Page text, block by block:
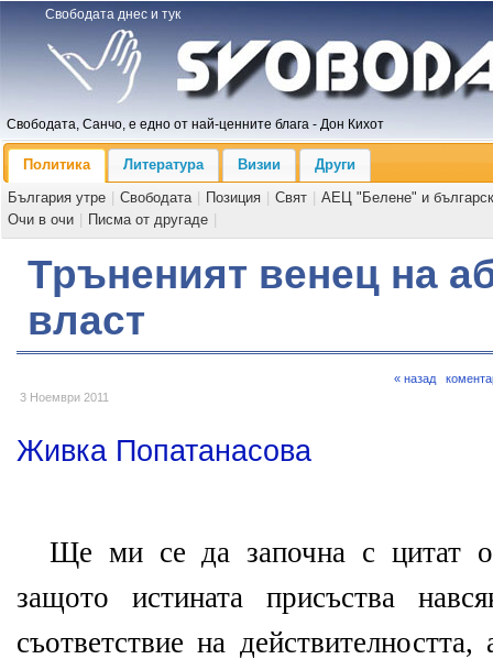
Свободата днес и тук
Свободата, Санчо, е едно от най-ценните блага - Дон Кихот
Политика Литература Визии
Други
България утре
Свободата Позиция Свят
АЕЦ "Белене" и
Очи в очи
Писма от другаде
Тръненият венец на
власт
3 Ноември 2011
« назад
Живка Попатанасова
Ще ми се да започна с цитат
защото истината присъства
съответствие на